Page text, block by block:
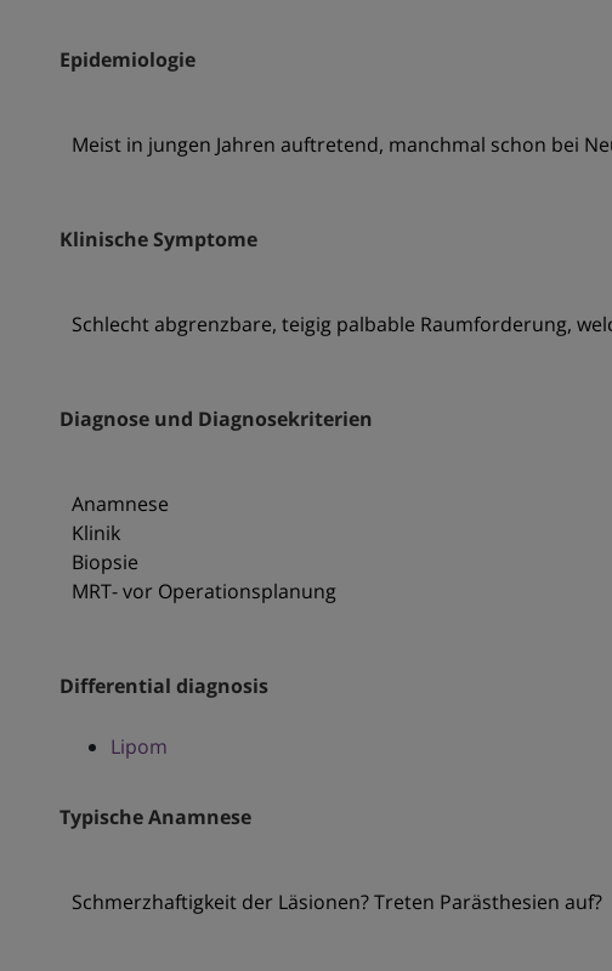
Epidemiologie
Meist in jungen Jahren auftretend, manchmal schon bei
Klinische Symptome
Schlecht abgrenzbare, teigig palbable Raumforderung,
Diagnose und Diagnosekriterien
Anamnese
Klinik
Biopsie
MRT- vor Operationsplanung
Differential diagnosis
Lipom
Typische Anamnese
Schmerzhaftigkeit der Läsionen? Treten Parästhesien auf?